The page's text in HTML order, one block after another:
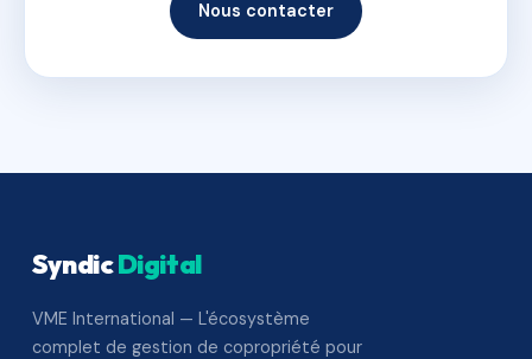
Nous contacter
SyndicDigital
VME International — L'écosystème
complet de gestion de copropriété pour